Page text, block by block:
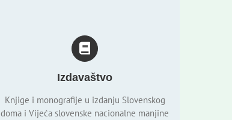
Izdavaštvo
Knjige i monografije u izdanju Slovenskog
doma i Vijeća slovenske nacionalne manjine